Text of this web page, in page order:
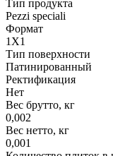
Тип продукта
Pezzi speciali
Формат
1X1
Тип поверхности
Патинированный
Ректификация
Нет
Вес брутто, кг
0,002
Вес нетто, кг
0,001